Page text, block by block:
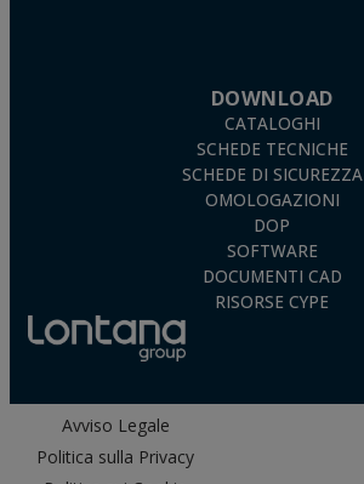
DOWNLOAD
CATALOGHI
SCHEDE TECNICHE
SCHEDE DI SICUREZZA
OMOLOGAZIONI
DOP
SOFTWARE
DOCUMENTI CAD
RISORSE CYPE
Avviso Legale
Politica sulla Privacy